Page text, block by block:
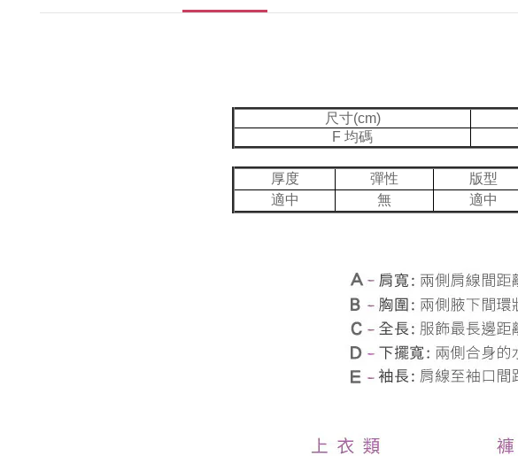
尺寸(cm)
F 均碼
厚度 彈性 版型
適中
無 適中